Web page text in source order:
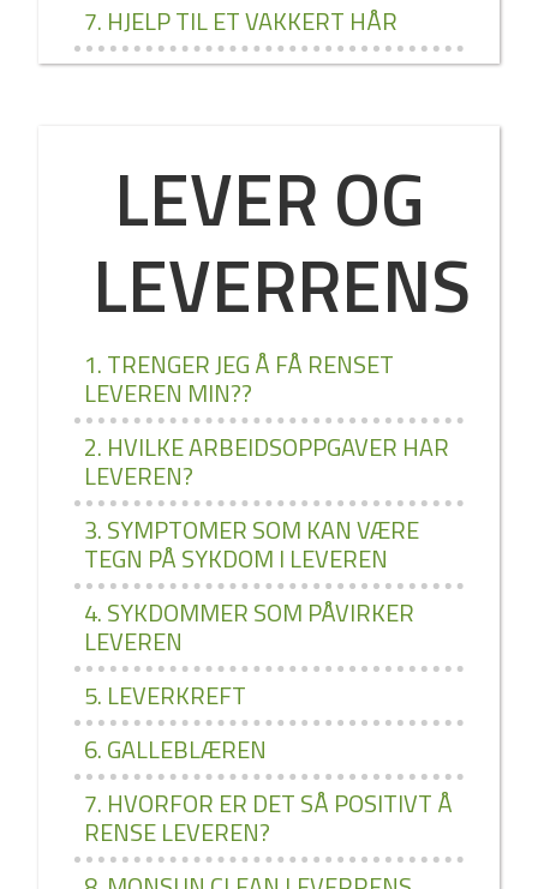
7. HJELP TIL ET VAKKERT HÅR
LEVER OG
LEVERRENS
1. TRENGER JEG Å FÅ RENSET
LEVEREN MIN??
2. HVILKE ARBEIDSOPPGAVER HAR
LEVEREN?
3. SYMPTOMER SOM KAN VÆRE
TEGN PÅ SYKDOM I LEVEREN
4. SYKDOMMER SOM PÅVIRKER
LEVEREN
5. LEVERKREFT
6. GALLEBLÆREN
7. HVORFOR ER DET SÅ POSITIVT Å
RENSE LEVEREN?